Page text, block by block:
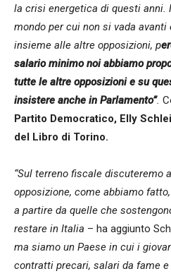
la crisi energetica di questi anni.
mondo per cui non si vada avanti
insieme alle altre opposizioni, p
salario minimo noi abbiamo
tutte le altre opposizioni e su
insistere anche in Parlamento”.
Partito Democratico, Elly
del Libro di Torino.
“Sul terreno fiscale discuteremo
opposizione, come abbiamo
a partire da quelle che
restare in Italia – ha aggiunto
ma siamo un Paese in cui i
contratti precari, salari da fame